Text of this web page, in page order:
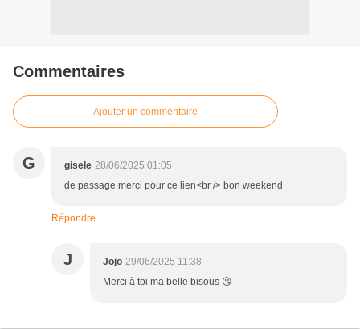
Commentaires
Ajouter un commentaire
G gisele 28/06/2025 01:05
de passage merci pour ce lien<br /> bon weekend
Répondre
J Jojo 29/06/2025 11:38
Merci à toi ma belle bisous 😘